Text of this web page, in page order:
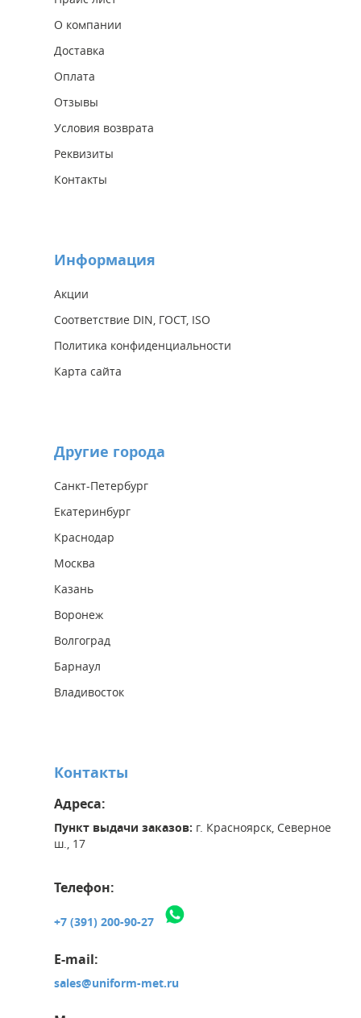
О компании
Доставка
Оплата
Отзывы
Условия возврата
Реквизиты
Контакты
Информация
Акции
Соответствие DIN, ГОСТ, ISO
Политика конфиденциальности
Карта сайта
Другие города
Санкт-Петербург
Екатеринбург
Краснодар
Москва
Казань
Воронеж
Волгоград
Барнаул
Владивосток
Контакты
Адреса:
Пункт выдачи заказов: г. Красноярск, Северное
ш., 17
Телефон:
+7 (391) 200-90-27
E-mail:
sales@uniform-met.ru